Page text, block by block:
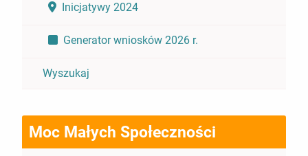
Inicjatywy 2024
Generator wniosków 2026 r.
Wyszukaj
Moc Małych Społeczności